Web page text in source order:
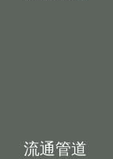
流通管道